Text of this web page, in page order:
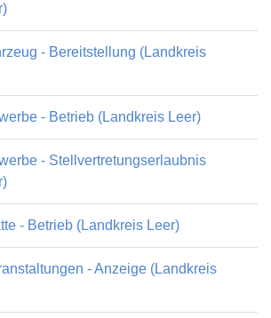
- Bereitstellung (Landkreis
- Betrieb (Landkreis Leer)
- Stellvertretungserlaubnis
- Betrieb (Landkreis Leer)
- Anzeige (Landkreis